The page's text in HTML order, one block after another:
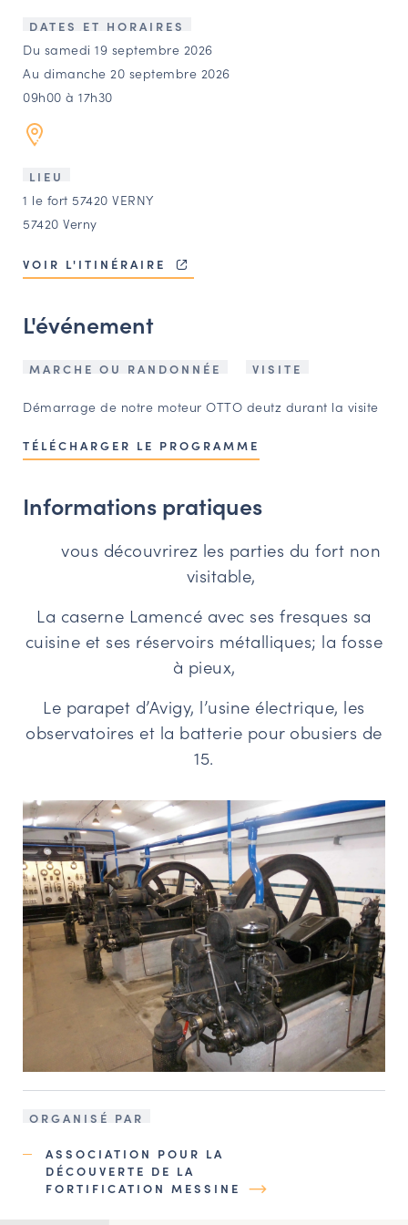
CONTACT
Agenda
Annuaire
Ressources
BOURSE D’ÉCHANGE
CARTES DES NAUDIN
Espace acteurs
PORTAIL CULTURE
Service Inventaire et Patrimoines de la Région Grand Est
VOUS ÊTES…
Étudiants & chercheurs
DATES ET HORAIRES
Du samedi 19 septembre 2026
Au dimanche 20 septembre 2026
09h00 à 17h30
LIEU
1 le fort 57420 VERNY
57420 Verny
VOIR L'ITINÉRAIRE
L'événement
MARCHE OU RANDONNÉE VISITE
Démarrage de notre moteur OTTO deutz durant la visite
TÉLÉCHARGER LE PROGRAMME
Informations pratiques
vous découvrirez les parties du fort non
visitable,
La caserne Lamencé avec ses fresques sa
cuisine et ses réservoirs métalliques; la fosse
à pieux,
Le parapet d’Avigy, l’usine électrique, les
observatoires et la batterie pour obusiers de
15.
ORGANISÉ PAR
ASSOCIATION POUR LA
DÉCOUVERTE DE LA
FORTIFICATION MESSINE